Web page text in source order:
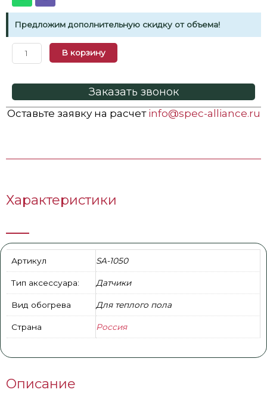
Предложим дополнительную скидку от объема!
В корзину
Заказать звонок
Оставьте заявку на расчет info@spec-alliance.ru
Характеристики
Артикул SA-1050
Тип аксессуара: Датчики
Вид обогрева Для теплого пола
Страна Россия
Описание